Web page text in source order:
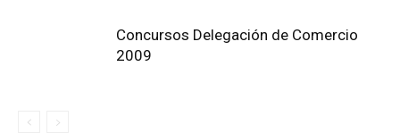
Concursos Delegación de Comercio
2009